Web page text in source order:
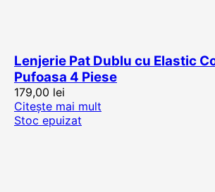
Lenjerie Pat Dublu cu Elastic
Pufoasa 4 Piese
179,00 lei
Citește mai mult
Stoc epuizat